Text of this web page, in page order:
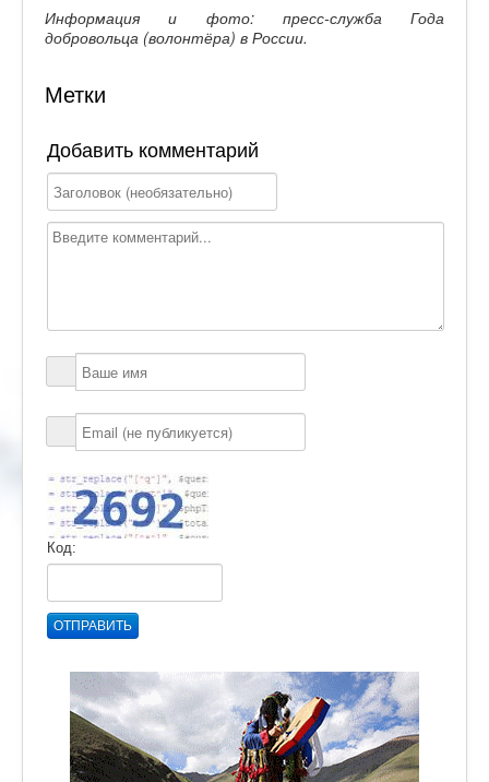
Информация и фото: пресс-служба Года
добровольца (волонтёра) в России.
Метки
Добавить комментарий
Код:
ОТПРАВИТЬ